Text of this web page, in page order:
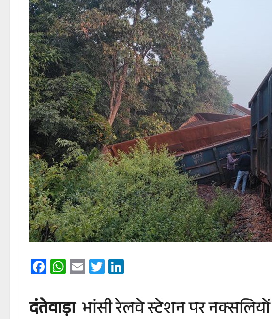
Facebook
WhatsApp
EmailTwitter
दंतेवाड़ाभांसी रेलवे स्टेशन पर